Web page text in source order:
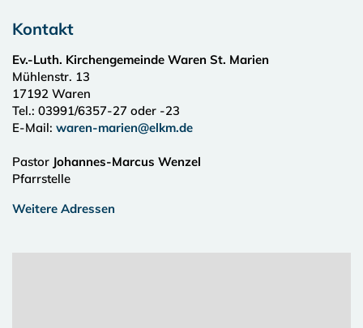
Kontakt
Ev.-Luth. Kirchengemeinde Waren St. Marien
Mühlenstr. 13
17192 Waren
Tel.: 03991/6357-27 oder -23
E-Mail: waren-marien@elkm.de
Pastor Johannes-Marcus Wenzel
Pfarrstelle
Weitere Adressen